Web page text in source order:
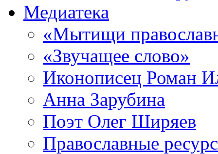
Медиатека
«Мытищи
«Звучащее слово»
Иконописец Роман
Анна Зарубина
Поэт Олег Ширяев
Православные